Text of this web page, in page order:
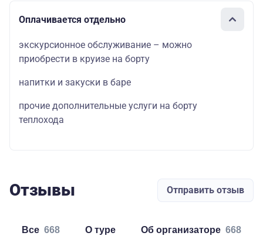
Оплачивается отдельно
экскурсионное обслуживание – можно
приобрести в круизе на борту
напитки и закуски в баре
прочие дополнительные услуги на борту
теплохода
Отзывы Отправить отзыв
Все 668 о туре об организаторе 668